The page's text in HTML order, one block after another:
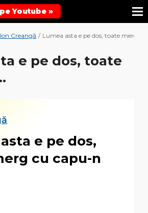
Youtube »
Creangă / Lumea asta e pe dos, toate merg cu
e pe dos, toate
e pe dos,
cu capu-n